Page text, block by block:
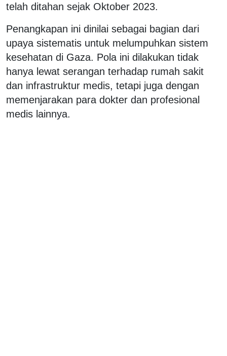
telah ditahan sejak Oktober 2023.
Penangkapan ini dinilai sebagai bagian dari
upaya sistematis untuk melumpuhkan sistem
kesehatan di Gaza. Pola ini dilakukan tidak
hanya lewat serangan terhadap rumah sakit
dan infrastruktur medis, tetapi juga dengan
memenjarakan para dokter dan profesional
medis lainnya.